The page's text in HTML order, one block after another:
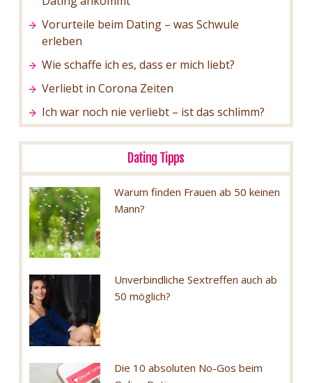
Vorurteile beim Dating – was Schwule
erleben
Wie schaffe ich es, dass er mich liebt?
Verliebt in Corona Zeiten
Ich war noch nie verliebt – ist das schlimm?
Dating Tipps
Warum finden Frauen ab 50 keinen
Mann?
Unverbindliche Sextreffen auch ab
50 möglich?
Die 10 absoluten No-Gos beim